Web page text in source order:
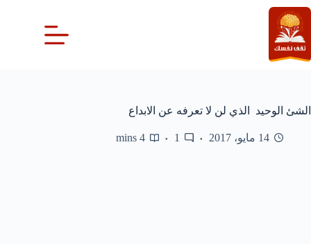
التجاوز
إلى
المحتوى
الشئ الوحيد الذي لن لا تعرفه عن الابداع
14 مايو، 2017 1
4 mins